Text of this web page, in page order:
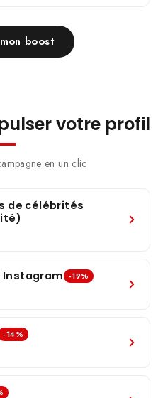
boost
votre profil
en un clic
de célébrités
Instagram -19%
-14%